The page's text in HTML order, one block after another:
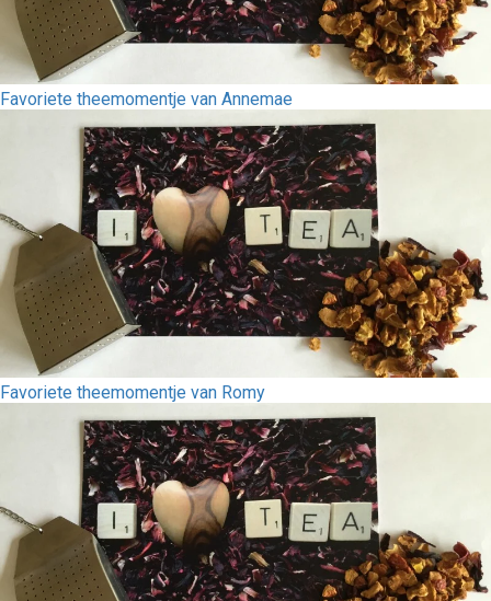
Favoriete theemomentje van Annemae
Favoriete theemomentje van Romy